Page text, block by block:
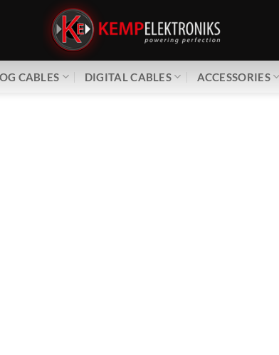
CABLES DIGITAL CABLES ACCESSORIES